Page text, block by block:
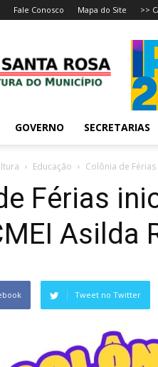
Fale Conosco Mapa do Site >>
GOVERNO SECRETARIAS
Educação Colônia de
Férias
Asilda
Tweet no Twitter